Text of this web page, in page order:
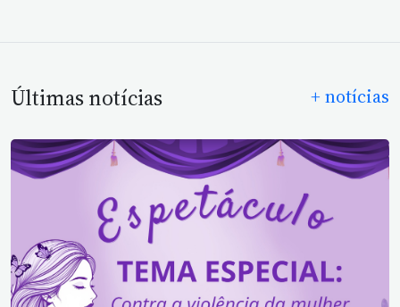
Últimas notícias + notícias